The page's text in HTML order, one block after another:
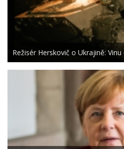
Režisér Herskovič o Ukrajině: